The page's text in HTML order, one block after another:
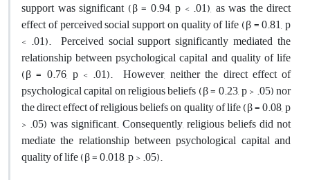
support was significant (β = 0.94, p < .01), as was the direct
effect of perceived social support on quality of life (β = 0.81, p
< .01). Perceived social support significantly mediated the
relationship between psychological capital and quality of life
(β = 0.76, p < .01). However, neither the direct effect of
psychological capital on religious beliefs (β = 0.23, p > .05) nor
the direct effect of religious beliefs on quality of life (β = 0.08, p
> .05) was significant. Consequently, religious beliefs did not
mediate the relationship between psychological capital and
quality of life (β = 0.018, p > .05).